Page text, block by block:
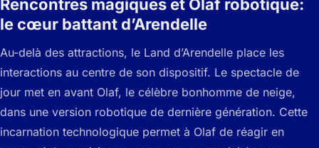
Rencontres magiques et Olaf robotique:
le cœur battant d’Arendelle
Au-delà des attractions, le Land d’Arendelle place les
interactions au centre de son dispositif. Le spectacle de
jour met en avant Olaf, le célèbre bonhomme de neige,
dans une version robotique de dernière génération. Cette
incarnation technologique permet à Olaf de réagir en